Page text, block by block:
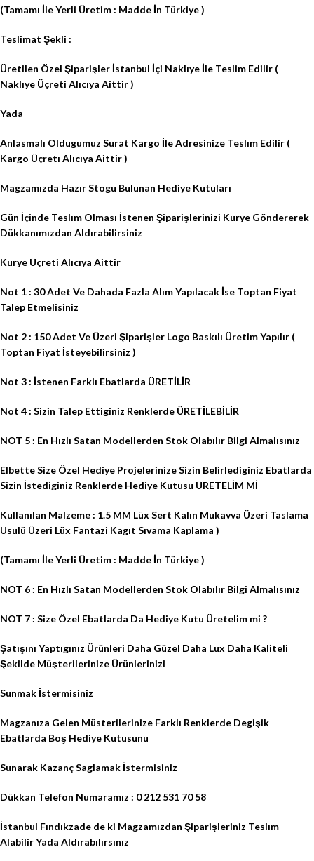
(Tamamı İle Yerli Üretim : Madde İn Türkiye )
Teslimat Şekli :
Üretilen Özel Şiparişler İstanbul İçi Naklıye İle Teslim Edilir (
Naklıye Üçreti Alıcıya Aittir )
Yada
Anlasmalı Oldugumuz Surat Kargo İle Adresinize Teslım Edilir (
Kargo Üçretı Alıcıya Aittir )
Magzamızda Hazır Stogu Bulunan Hediye Kutuları
Gün İçinde Teslım Olması İstenen Şiparişlerinizi Kurye Göndererek
Dükkanımızdan Aldırabilirsiniz
Kurye Üçreti Alıcıya Aittir
Not 1 : 30 Adet Ve Dahada Fazla Alım Yapılacak İse Toptan Fiyat
Talep Etmelisiniz
Not 2 : 150 Adet Ve Üzeri Şiparişler Logo Baskılı Üretim Yapılır (
Toptan Fiyat İsteyebilirsiniz )
Not 3 : İstenen Farklı Ebatlarda ÜRETİLİR
Not 4 : Sizin Talep Ettiginiz Renklerde ÜRETİLEBİLİR
NOT 5 : En Hızlı Satan Modellerden Stok Olabılır Bilgi Almalısınız
Elbette Size Özel Hediye Projelerinize Sizin Belirlediginiz Ebatlarda
Sizin İstediginiz Renklerde Hediye Kutusu ÜRETELİM Mİ
Kullanılan Malzeme : 1.5 MM Lüx Sert Kalın Mukavva Üzeri Taslama
Usulü Üzeri Lüx Fantazi Kagıt Sıvama Kaplama )
(Tamamı İle Yerli Üretim : Madde İn Türkiye )
NOT 6 : En Hızlı Satan Modellerden Stok Olabılır Bilgi Almalısınız
NOT 7 : Size Özel Ebatlarda Da Hediye Kutu Üretelim mi ?
Şatışını Yaptıgınız Ürünleri Daha Güzel Daha Lux Daha Kaliteli
Şekilde Müşterilerinize Ürünlerinizi
Sunmak İstermisiniz
Magzanıza Gelen Müsterilerinize Farklı Renklerde Degişik
Ebatlarda Boş Hediye Kutusunu
Sunarak Kazanç Saglamak İstermisiniz
Dükkan Telefon Numaramız : 0 212 531 70 58
İstanbul Fındıkzade de ki Magzamızdan Şiparişleriniz Teslım
Alabilir Yada Aldırabılırsınız